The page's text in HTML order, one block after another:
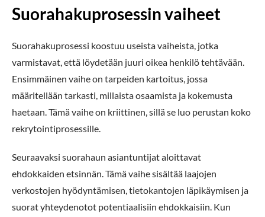
Suorahakuprosessin vaiheet
Suorahakuprosessi koostuu useista vaiheista, jotka
varmistavat, että löydetään juuri oikea henkilö tehtävään.
Ensimmäinen vaihe on tarpeiden kartoitus, jossa
määritellään tarkasti, millaista osaamista ja kokemusta
haetaan. Tämä vaihe on kriittinen, sillä se luo perustan koko
rekrytointiprosessille.
Seuraavaksi suorahaun asiantuntijat aloittavat
ehdokkaiden etsinnän. Tämä vaihe sisältää laajojen
verkostojen hyödyntämisen, tietokantojen läpikäymisen ja
suorat yhteydenotot potentiaalisiin ehdokkaisiin. Kun